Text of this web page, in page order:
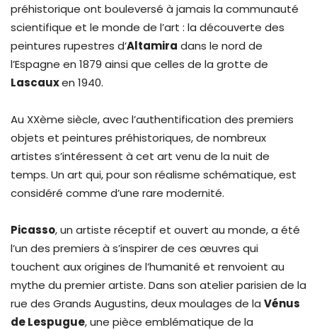
préhistorique ont bouleversé à jamais la communauté
scientifique et le monde de l’art : la découverte des
peintures rupestres d’Altamira dans le nord de
l’Espagne en 1879 ainsi que celles de la grotte de
Lascauxen 1940.
Au XXème siècle, avec l’authentification des premiers
objets et peintures préhistoriques, de nombreux
artistes s’intéressent à cet art venu de la nuit de
temps. Un art qui, pour son réalisme schématique, est
considéré comme d’une rare modernité.
Picasso, un artiste réceptif et ouvert au monde, a été
l’un des premiers à s’inspirer de ces œuvres qui
touchent aux origines de l’humanité et renvoient au
mythe du premier artiste. Dans son atelier parisien de la
rue des Grands Augustins, deux moulages de la Vénus
de Lespugue, une pièce emblématique de la